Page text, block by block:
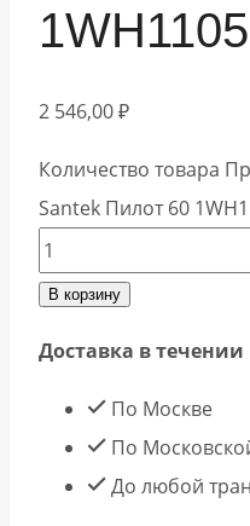
2 546,00₽
Количество товара
Santek Пилот 60
В корзину
Доставка в течении
По Москве
По
До любой